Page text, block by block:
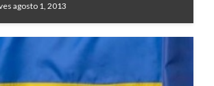
agosto 1, 2013